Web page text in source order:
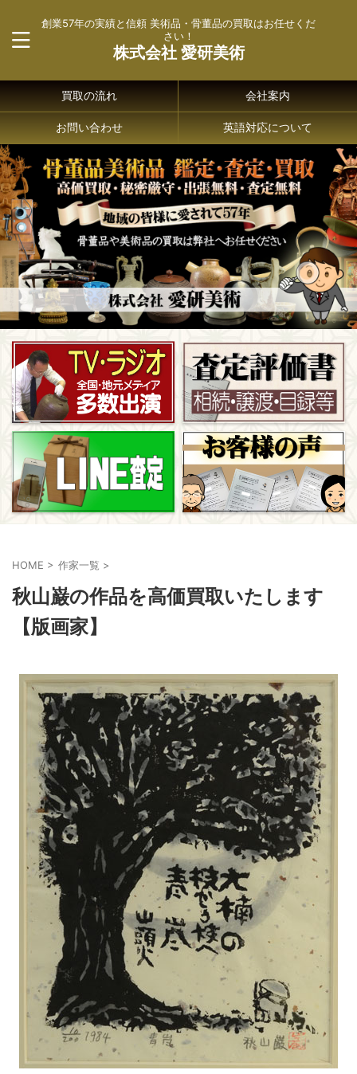
創業57年の実績と信頼 美術品・骨董品の買取はお任せくだ
さい！
株式会社 愛研美術
買取の流れ 会社案内
お問い合わせ 英語対応について
HOME > 作家一覧 >
秋山巌の作品を高価買取いたします
【版画家】